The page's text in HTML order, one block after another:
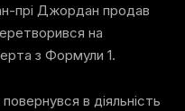
прі Джордан продав
на
з Формули 1.
в діяльність